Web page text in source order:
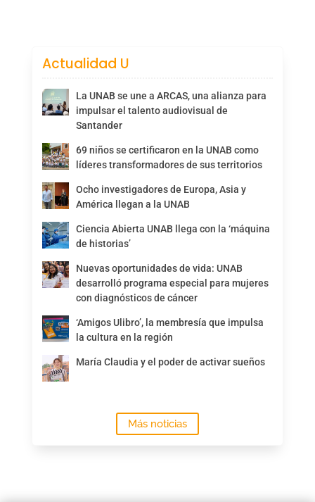
Actualidad U
La UNAB se une a ARCAS, una alianza para
impulsar el talento audiovisual de
Santander
69 niños se certificaron en la UNAB como
líderes transformadores de sus territorios
Ocho investigadores de Europa, Asia y
América llegan a la UNAB
Ciencia Abierta UNAB llega con la ‘máquina
de historias’
Nuevas oportunidades de vida: UNAB
desarrolló programa especial para mujeres
con diagnósticos de cáncer
‘Amigos Ulibro’, la membresía que impulsa
la cultura en la región
María Claudia y el poder de activar sueños
Más noticias